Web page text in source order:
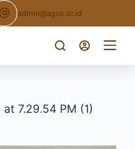
admin@agus.or.id
7.29.54 PM (1)